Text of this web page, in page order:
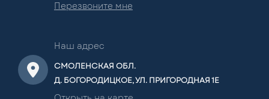
Перезвоните мне
Наш адрес
СМОЛЕНСКАЯ ОБЛ.
Д. БОГОРОДИЦКОЕ, УЛ. ПРИГОРОДНАЯ 1Е